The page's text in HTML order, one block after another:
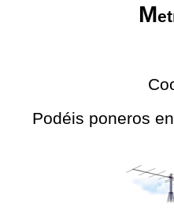
M
Podéis poneros